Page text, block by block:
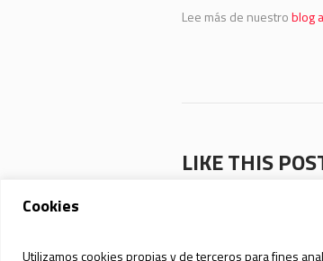
Cookies
Utilizamos cookies propias y de terceros para fines
Lee más de nuestroblog
LIKE THIS